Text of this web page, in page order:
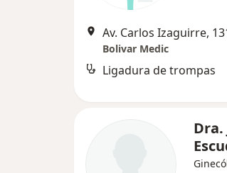
Av. Carlos Izaguirre,
Bolivar Medic
Ligadura de trompas
Dra.